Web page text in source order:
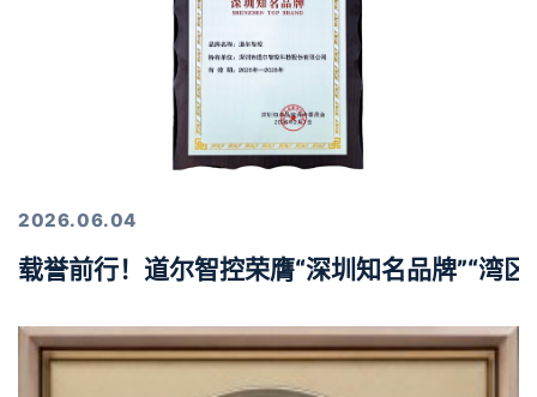
2026.06.04
载誉前行！道尔智控荣膺“深圳知名品牌”“湾